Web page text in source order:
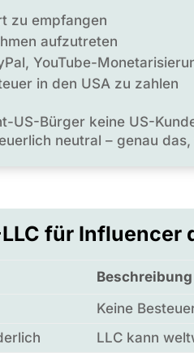
zu empfangen
aufzutreten
YouTube-
in den USA zu zahlen
US-Bürger keine US-
neutral – genau
für Influencer
Beschreibung
Keine
LLC kann